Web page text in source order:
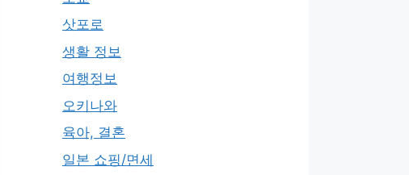
삿포로
생활 정보
여행정보
오키나와
육아, 결혼
일본 쇼핑/면세